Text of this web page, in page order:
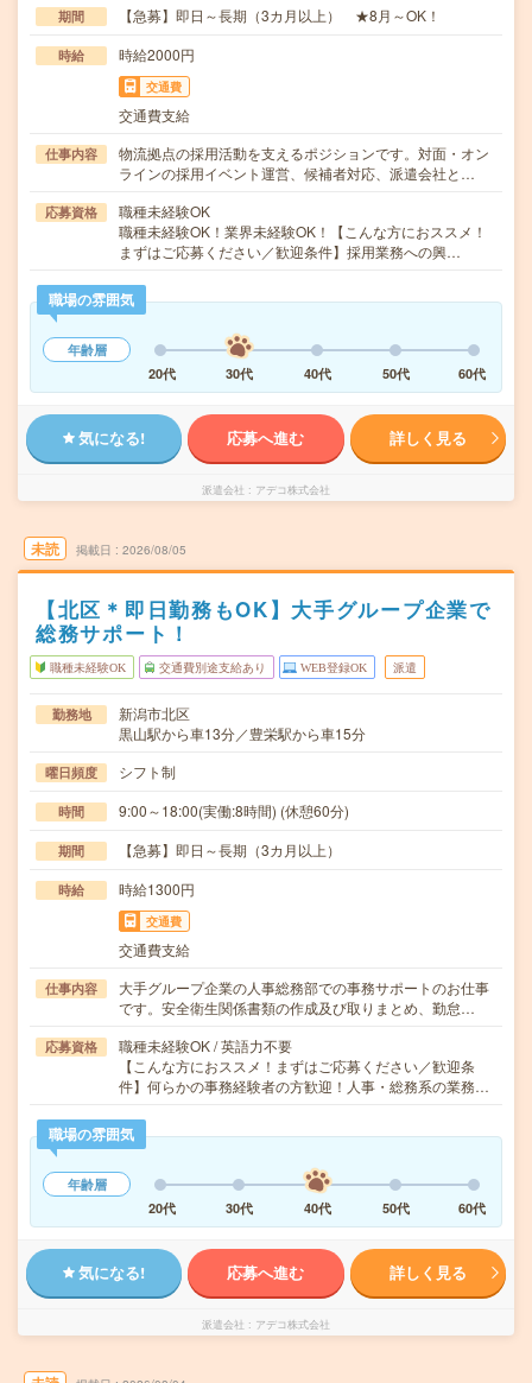
期間 【急募】即日～長期（3カ月以上） ★8月～OK！
時給 時給2000円
交通費
交通費支給
仕事内容
物流拠点の採用活動を支えるポジションです。対面・オン
ラインの採用イベント運営、候補者対応、派遣会社と…
応募資格
職種未経験OK
職種未経験OK！業界未経験OK！【こんな方におススメ！
まずはご応募ください／歓迎条件】採用業務への興…
職場の雰囲気
年齢層
20代
30代 40代 50代 60代
気になる! 応募へ進む 詳しく見る
派遣会社 アデコ株式会社
未読 掲載日 2026/08/05
【北区＊即日勤務もOK】大手グループ企業で
総務サポート！
職種未経験OK 交通費別途支給あり WEB登録OK 派遣
勤務地
新潟市北区
黒山駅から車13分／豊栄駅から車15分
曜日頻度 シフト制
時間 9:00～18:00(実働:8時間) (休憩60分)
期間 【急募】即日～長期（3カ月以上）
時給 時給1300円
交通費
交通費支給
仕事内容
大手グループ企業の人事総務部での事務サポートのお仕事
です。安全衛生関係書類の作成及び取りまとめ、勤怠…
応募資格
職種未経験OK / 英語力不要
【こんな方におススメ！まずはご応募ください／歓迎条
件】何らかの事務経験者の方歓迎！人事・総務系の業務…
職場の雰囲気
年齢層
20代
30代 40代 50代 60代
気になる! 応募へ進む 詳しく見る
派遣会社 アデコ株式会社